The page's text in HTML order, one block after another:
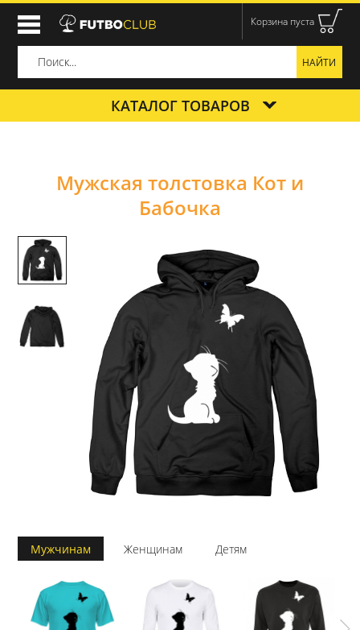
Корзина пуста
КАТАЛОГ ТОВАРОВ
Мужская толстовка Кот и
Бабочка
Мужчинам Женщинам Детям